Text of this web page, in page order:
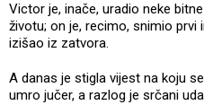
Victor je, inače, uradio neke
životu; on je, recimo, snimio prvi
izišao iz zatvora.
A danas je stigla vijest na koju
umro jučer, a razlog je srčani